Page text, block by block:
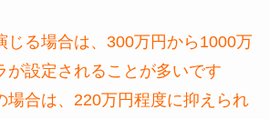
じる場合は、300万円から1000万
が設定されることが多いです
場合は、220万円程度に抑えられ